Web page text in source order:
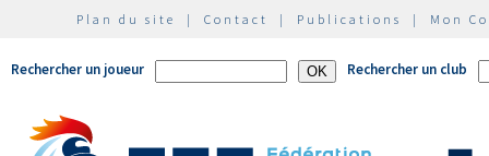
Plan du site | Contact | Publications | Mon
Rechercher un joueur Rechercher un club